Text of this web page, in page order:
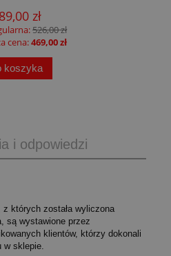
zł
526,00 zł
cena:469,00 zł
koszyka
i odpowiedzi
z których została wyliczona
są wystawione przez
klientów, którzy dokonali
w sklepie.